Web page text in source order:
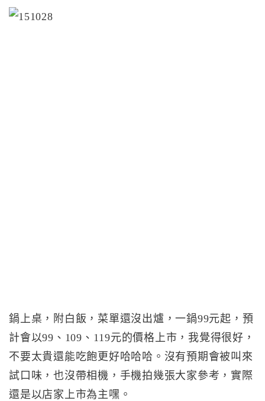
鍋上桌，附白飯，菜單還沒出爐，一鍋99元起，預
計會以99、109、119元的價格上市，我覺得很好，
不要太貴還能吃飽更好哈哈哈。沒有預期會被叫來
試口味，也沒帶相機，手機拍幾張大家參考，實際
還是以店家上市為主嘿。